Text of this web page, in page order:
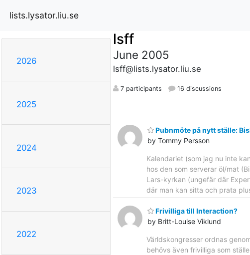
lists.lysator.liu.se
2026
2025
2024
2023
2022
lsff
June 2005
lsff@lists.lysator.liu.se
7 participants 16 discussions
Pubnmöte på nytt ställe:
by Tommy Persson
Kalendariet (som jag nu inte
hos den som serverar öl/mat
Lars-kyrkan (ungefär där
där man kan sitta och prata
Frivilliga till Interaction?
by Britt-Louise Viklund
Världskongresser ordnas
behövs även frivilliga som